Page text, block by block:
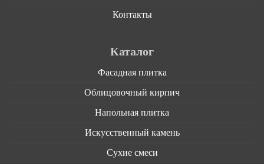
Контакты
Каталог
Фасадная плитка
Облицовочный кирпич
Напольная плитка
Искусственный камень
Сухие смеси